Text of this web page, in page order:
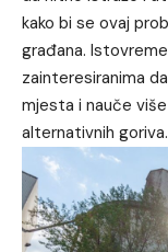
kako bi se ovaj
građana.
zainteresiranima
mjesta i nauče
alternativnih goriva.